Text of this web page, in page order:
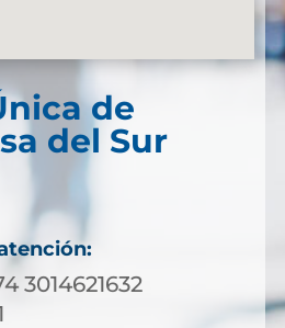
de
del Sur
3014621632